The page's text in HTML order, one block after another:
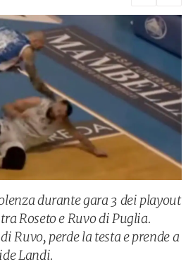
durante gara 3 dei playout
Roseto e Ruvo di Puglia.
Ruvo, perde la testa e prende a
Landi.